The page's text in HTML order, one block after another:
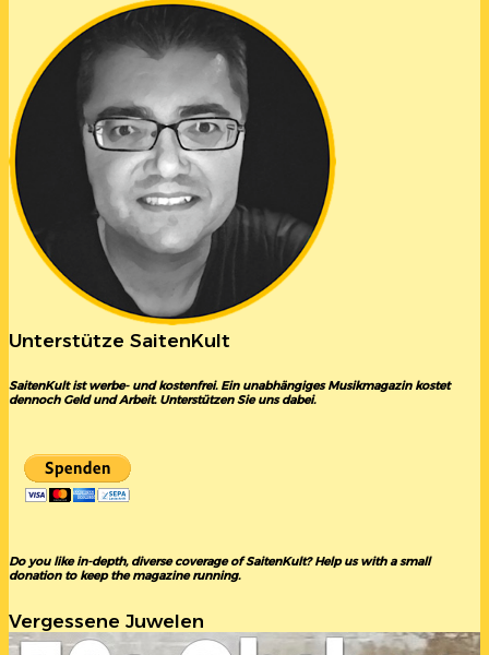
Unterstütze SaitenKult
SaitenKult ist werbe- und kostenfrei. Ein unabhängiges Musikmagazin kostet
dennoch Geld und Arbeit. Unterstützen Sie uns dabei.
Do you like in-depth, diverse coverage of SaitenKult? Help us with a small
donation to keep the magazine running.
Vergessene Juwelen